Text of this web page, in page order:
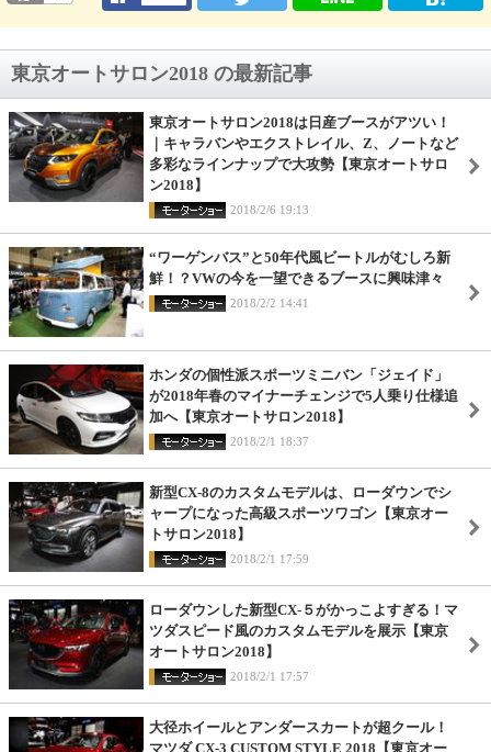
東京オートサロン2018 の最新記事
東京オートサロン2018は日産ブースがアツい！
｜キャラバンやエクストレイル、Z、ノートなど
多彩なラインナップで大攻勢【東京オートサロ
ン2018】
2018/2/6 19:13
“ワーゲンバス”と50年代風ビートルがむしろ新
鮮！？VWの今を一望できるブースに興味津々
2018/2/2 14:41
ホンダの個性派スポーツミニバン「ジェイド」
が2018年春のマイナーチェンジで5人乗り仕様追
加へ【東京オートサロン2018】
2018/2/1 18:37
新型CX-8のカスタムモデルは、ローダウンでシ
ャープになった高級スポーツワゴン【東京オー
トサロン2018】
2018/2/1 17:59
ローダウンした新型CX-５がかっこよすぎる！マ
ツダスピード風のカスタムモデルを展示【東京
オートサロン2018】
2018/2/1 17:57
大径ホイールとアンダースカートが超クール！
マツダ CX-3 CUSTOM STYLE 2018【東京オー